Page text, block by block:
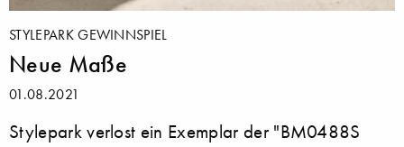
STYLEPARK GEWINNSPIEL
Neue Maße
01.08.2021
Stylepark verlost ein Exemplar der "BM0488S